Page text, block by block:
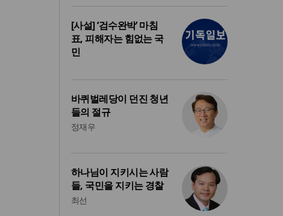
[사설] ‘검수완박’ 마침
표, 피해자는 힘없는 국
민
바퀴벌레당이 던진 청년
들의 절규
정재우
하나님이 지키시는 사람
들, 국민을 지키는 경찰
최선